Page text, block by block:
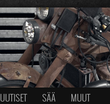
UUTISET SÄÄ MUUT